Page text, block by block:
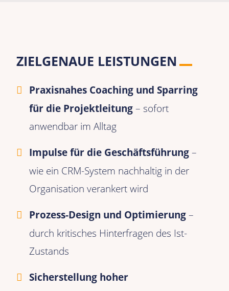
ZIELGENAUE LEISTUNGEN
Praxisnahes Coaching und Sparring
für die Projektleitung– sofort
anwendbar im Alltag
Impulse für die Geschäftsführung–
wie ein CRM-System nachhaltig in der
Organisation verankert wird
Prozess-Design und Optimierung–
durch kritisches Hinterfragen des Ist-
Zustands
Sicherstellung hoher